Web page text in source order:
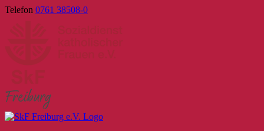
Skip
Telefon 0761 38508-0